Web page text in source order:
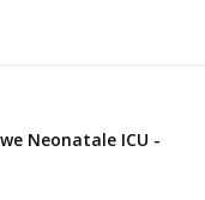
Neonatale ICU -